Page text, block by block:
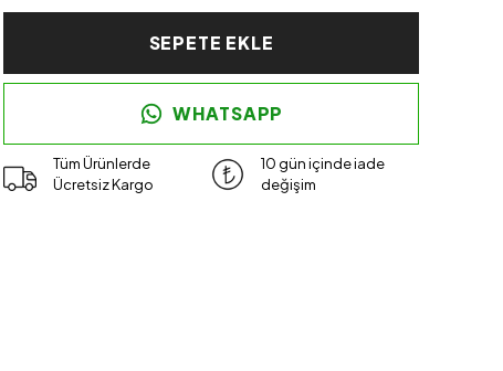
SEPETE EKLE
WHATSAPP
Tüm Ürünlerde
Ücretsiz Kargo
10 gün içinde iade
değişim